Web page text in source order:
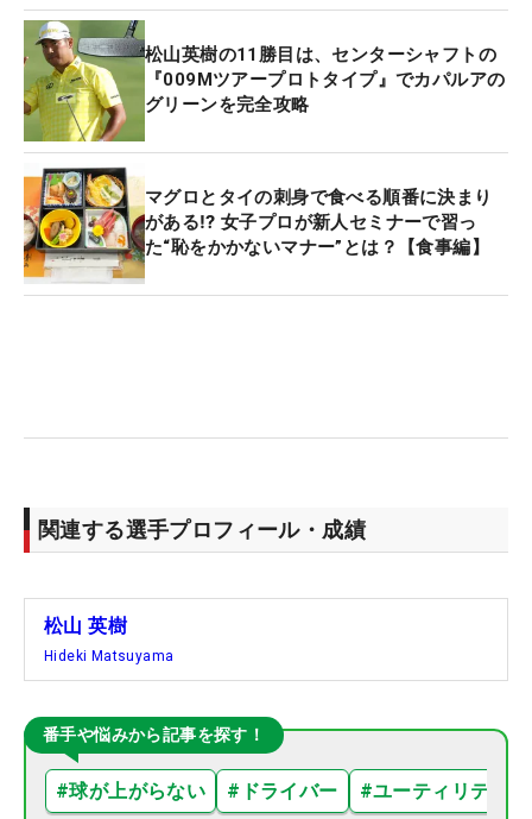
松山英樹の11勝目は、センターシャフトの
『009Mツアープロトタイプ』でカパルアの
グリーンを完全攻略
マグロとタイの刺身で食べる順番に決まり
がある⁉ 女子プロが新人セミナーで習っ
た“恥をかかないマナー”とは？【食事編】
関連する選手プロフィール・成績
松山 英樹
Hideki Matsuyama
番手や悩みから記事を探す！
#球が上がらない # ドライバー #ユーティリティ